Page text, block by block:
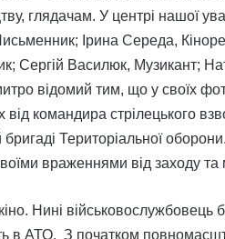
глядачам. У центрі нашої
Ірина Середа,
Сергій Василюк, Музикант;
відомий тим, що у своїх
командира стрілецького
Територіальної
враженнями від заходу
Нині військовослужбовець
в АТО. З початком